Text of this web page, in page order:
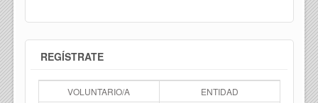
REGÍSTRATE
VOLUNTARIO/A ENTIDAD